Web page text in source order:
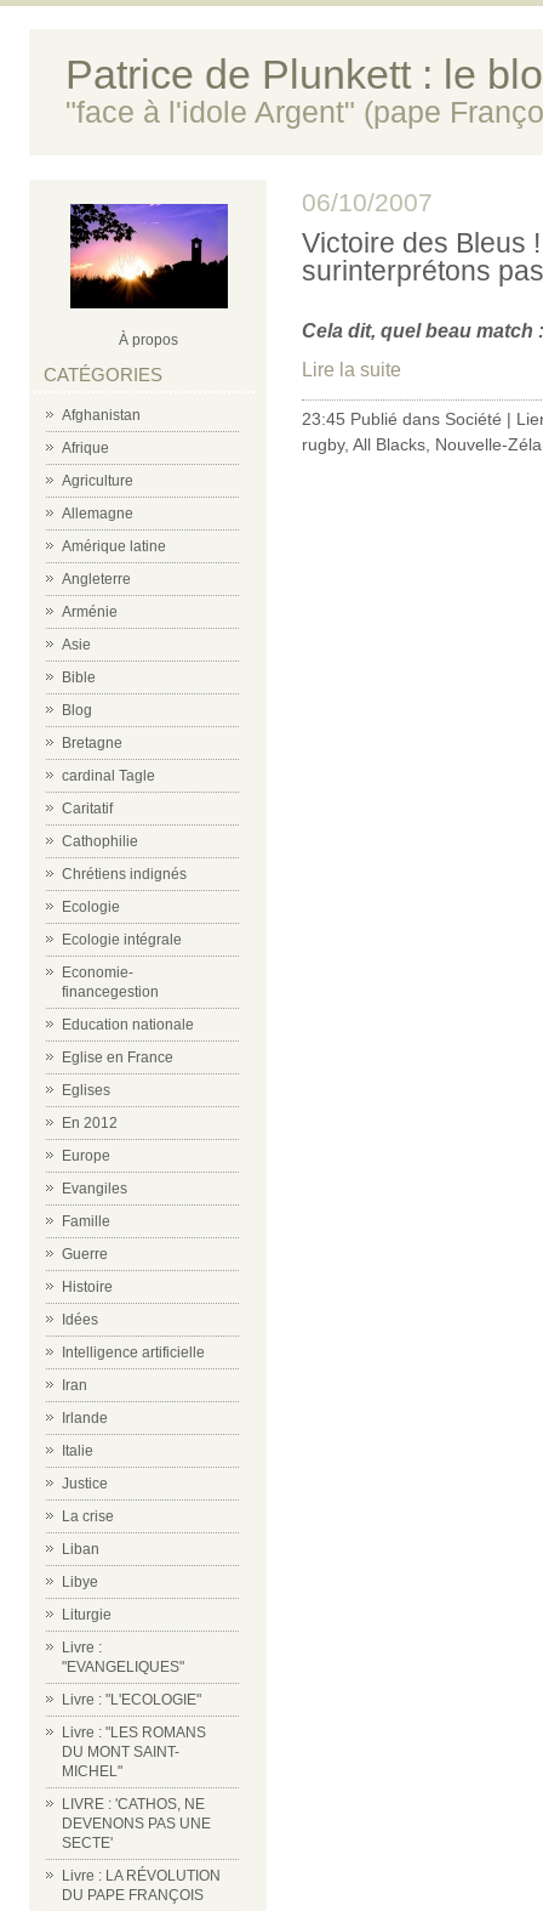
Patrice de Plunkett : le
"face à l'idole Argent" (pape
À propos
CATÉGORIES
Afghanistan
Afrique
Agriculture
Allemagne
Amérique latine
Angleterre
Arménie
Asie
Bible
Blog
Bretagne
cardinal Tagle
Caritatif
Cathophilie
Chrétiens indignés
Ecologie
Ecologie intégrale
Economie-
financegestion
Education nationale
Eglise en France
Eglises
En 2012
Europe
Evangiles
Famille
Guerre
Histoire
Idées
Intelligence artificielle
Iran
Irlande
Italie
Justice
La crise
Liban
Libye
Liturgie
Livre :
"EVANGELIQUES"
Livre : "L'ECOLOGIE"
Livre : "LES ROMANS
DU MONT SAINT-
MICHEL"
LIVRE : 'CATHOS, NE
DEVENONS PAS UNE
SECTE'
Livre : LA RÉVOLUTION
DU PAPE FRANÇOIS
06/10/2007
Victoire des Bleus
surinterprétons
Cela dit, quel beau match :
Lire la suite
23:45 Publié dans Société |
rugby, All Blacks Nouvelle-